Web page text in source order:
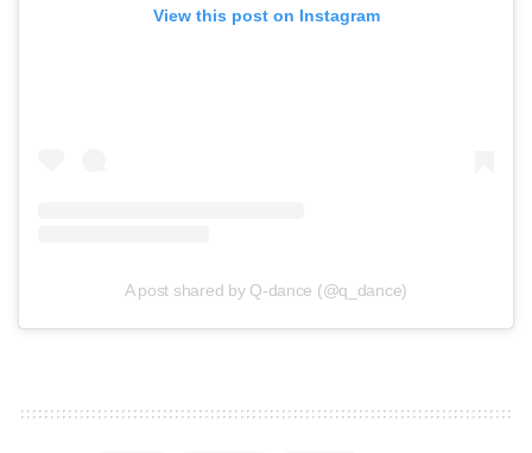
View this post on Instagram
A post shared by Q-dance (@q_dance)